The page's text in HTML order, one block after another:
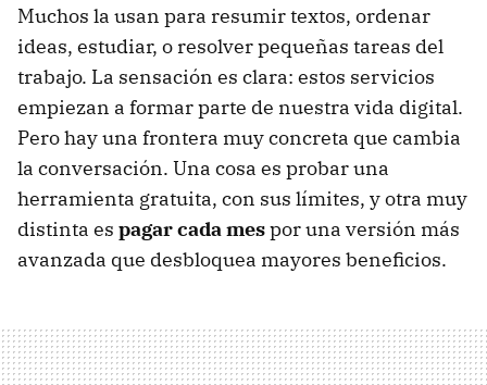
Muchos la usan para resumir textos, ordenar
ideas, estudiar, o resolver pequeñas tareas del
trabajo. La sensación es clara: estos servicios
empiezan a formar parte de nuestra vida digital.
Pero hay una frontera muy concreta que cambia
la conversación. Una cosa es probar una
herramienta gratuita, con sus límites, y otra muy
distinta es pagar cada mespor una versión más
avanzada que desbloquea mayores beneficios.